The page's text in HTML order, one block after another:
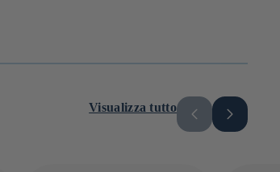
Visualizza tutto